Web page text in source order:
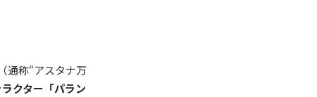
通称“アスタナ万
クター「パラン